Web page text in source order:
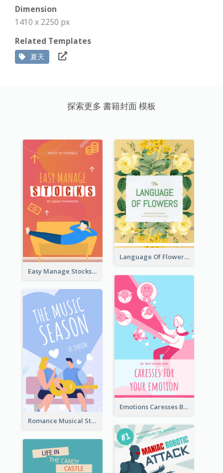
Dimension
1410 x 2250 px
Related Templates
夏天
探索更多 書籍封面 模板
Easy Manage Stocks Book Cover Design
Language Of Flowers Book Cover
Emotions Caresses Book Cover
Romance Musical Story Book Cover